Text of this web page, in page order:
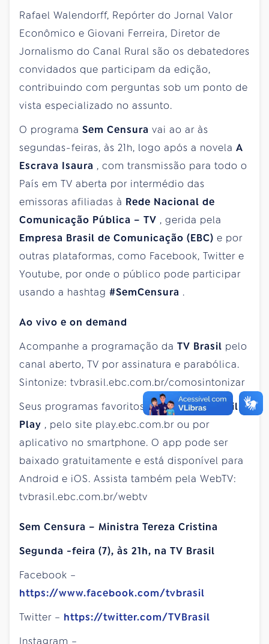
Rafael Walendorff, Repórter do Jornal Valor
Econômico e Giovani Ferreira, Diretor de
Jornalismo do Canal Rural são os debatedores
convidados que participam da edição,
contribuindo com perguntas sob um ponto de
vista especializado no assunto.
O programa Sem Censura vai ao ar às
segundas-feiras, às 21h, logo após a novela A
Escrava Isaura , com transmissão para todo o
País em TV aberta por intermédio das
emissoras afiliadas à Rede Nacional de
Comunicação Pública – TV , gerida pela
Empresa Brasil de Comunicação (EBC) e por
outras plataformas, como Facebook, Twitter e
Youtube, por onde o público pode participar
usando a hashtag #SemCensura .
Ao vivo e on demand
Acompanhe a programação da TV Brasil pelo
canal aberto, TV por assinatura e parabólica.
Sintonize: tvbrasil.ebc.com.br/comosintonizar
Seus programas favoritos estão noTV Brasil
Play , pelo site play.ebc.com.br ou por
aplicativo no smartphone. O app pode ser
baixado gratuitamente e está disponível para
Android e iOS. Assista também pela WebTV:
tvbrasil.ebc.com.br/webtv
Sem Censura – Ministra Tereza Cristina
Segunda -feira (7), às 21h, na TV Brasil
Facebook –
https://www.facebook.com/tvbrasil
Twitter – https://twitter.com/TVBrasil
Instagram –